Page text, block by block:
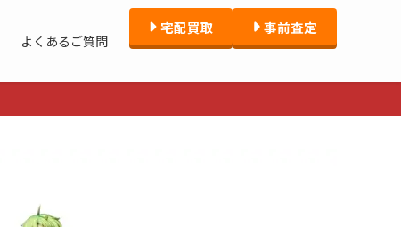
よくあるご質問
宅配買取 事前査定